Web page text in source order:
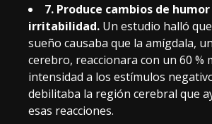
7. Produce cambios de humor
irritabilidad. Un estudio halló
sueño causaba que la amígdala,
cerebro, reaccionara con un 60 %
intensidad a los estímulos
debilitaba la región cerebral que
esas reacciones.